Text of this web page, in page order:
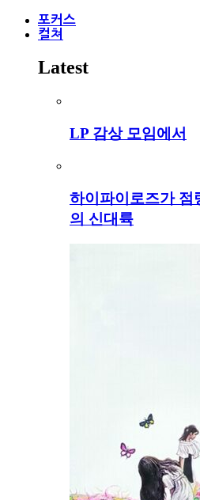
포커스
컬쳐
Latest
LP 감상 모임에서
하이파이로즈가 점
의 신대륙